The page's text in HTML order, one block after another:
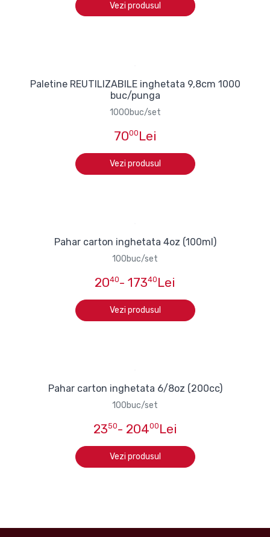
Vezi produsul
Paletine REUTILIZABILE inghetata 9,8cm 1000
buc/punga
1000buc/set
7000 Lei
Vezi produsul
Pahar carton inghetata 4oz (100ml)
100buc/set
2040- 17340 Lei
Vezi produsul
Pahar carton inghetata 6/8oz (200cc)
100buc/set
2350- 20400 Lei
Vezi produsul